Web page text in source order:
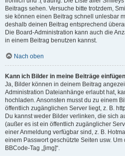
Beitrags sehen. Versuche bitte trotzdem,
sie können einen Beitrag schnell unlesbar
deshalb deinen Beitrag entsprechend
Die Board-Administration kann auch die
in einem Beitrag benutzen kannst.
Nach oben
Kann ich Bilder in meine Beiträge
Ja, Bilder können in deinem Beitrag
Administration Dateianhänge erlaubt hat,
hochladen. Ansonsten musst du zu einem
öffentlich zugänglichen Server liegt, z. B.
Du kannst weder Bilder verlinken, die sich
(außer es ist ein öffentlich zugänglicher
einer Anmeldung verfügbar sind, z. B.
einem Passwort geschützte Seiten usw.
BBCode-Tag „[img]“.